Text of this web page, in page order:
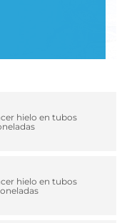
hielo en tubos
hielo en tubos